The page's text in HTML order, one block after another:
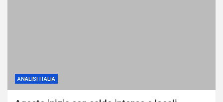
ANALISI ITALIA